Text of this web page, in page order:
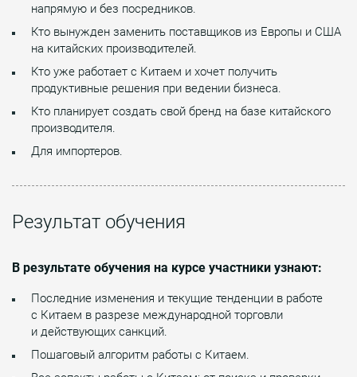
напрямую и без посредников.
Кто вынужден заменить поставщиков из Европы и США
на китайских производителей.
Кто уже работает с Китаем и хочет получить
продуктивные решения при ведении бизнеса.
Кто планирует создать свой бренд на базе китайского
производителя.
Для импортеров.
Результат обучения
В результате обучения на курсе участники узнают:
Последние изменения и текущие тенденции в работе
с Китаем в разрезе международной торговли
и действующих санкций.
Пошаговый алгоритм работы с Китаем.